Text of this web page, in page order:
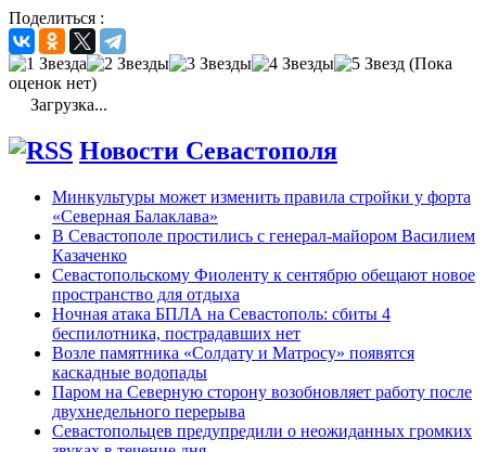
Поделиться :
(Пока
оценок нет)
Загрузка...
Новости Севастополя
Минкультуры может изменить правила стройки у форта
«Северная Балаклава»
В Севастополе простились с генерал-майором Василием
Казаченко
Севастопольскому Фиоленту к сентябрю обещают новое
пространство для отдыха
Ночная атака БПЛА на Севастополь: сбиты 4
беспилотника, пострадавших нет
Возле памятника «Солдату и Матросу» появятся
каскадные водопады
Паром на Северную сторону возобновляет работу после
двухнедельного перерыва
Севастопольцев предупредили о неожиданных громких